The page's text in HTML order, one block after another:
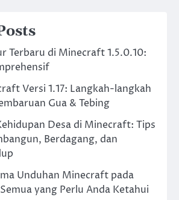
Terbaru di Minecraft 1.5.0.10:
Versi 1.17: Langkah-langkah
Gua & Tebing
Desa di Minecraft: Tips
Berdagang, dan
Unduhan Minecraft pada
yang Perlu Anda Ketahui